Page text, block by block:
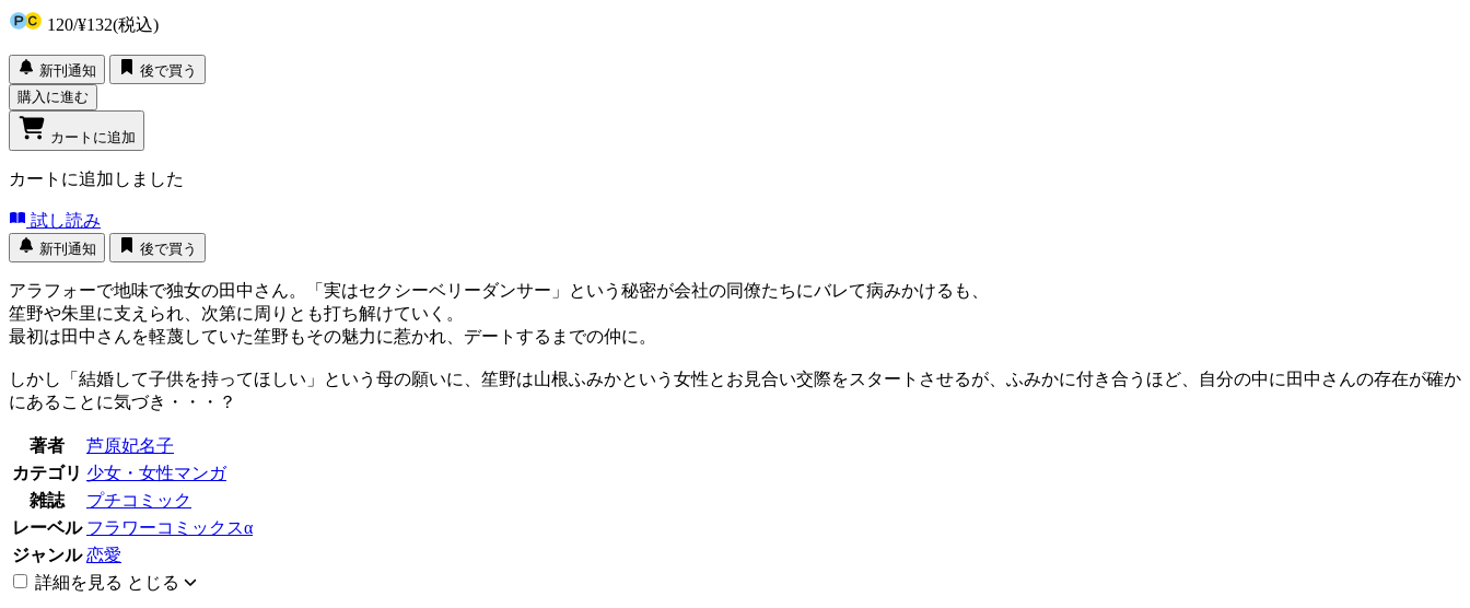
120/¥132(税込)
新刊通知
後で買う
購入に進む
カートに追加
カートに追加しました
試し読み
新刊通知 後で買う
アラフォーで地味で独女の田中さん。「実はセクシーベリーダンサー」という秘密が会社の同僚たちにバレて病みかけるも、
笙野や朱里に支えられ、次第に周りとも打ち解けていく。
最初は田中さんを軽蔑していた笙野もその魅力に惹かれ、デートするまでの仲に。
しかし「結婚して子供を持ってほしい」という母の願いに、笙野は山根ふみかという女性とお見合い交際をスタートさせるが、ふみかに付き合うほど、自分の中に田中さんの存在が確か
にあることに気づき・・・？
著者
芦原妃名子
カテゴリ 少女・女性マンガ
雑誌
プチコミック
レーベル フラワーコミックスα
ジャンル 恋愛
詳細を見る とじる